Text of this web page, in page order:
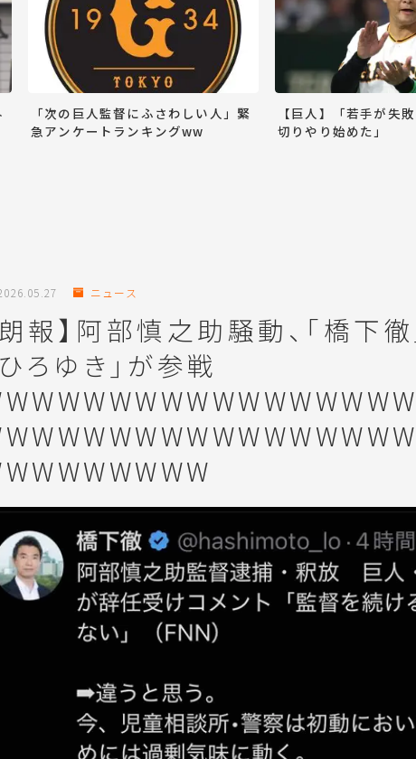
「次の巨人監督にふさわしい人」緊
急アンケートランキングww
【巨人】「若手が失
切りやり始めた」
ニュース
朗報】阿部慎之助騒動、「橋下徹
ひろゆき」が参戦